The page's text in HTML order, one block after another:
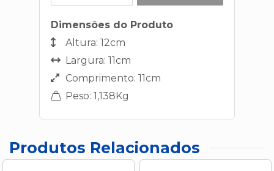
Dimensões do Produto
Altura: 12cm
Largura: 11cm
Comprimento: 11cm
Peso: 1,138Kg
Produtos Relacionados